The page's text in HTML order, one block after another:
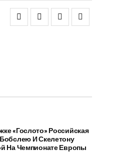
«Гослото» Российская
И Скелетону
На Чемпионате Европы